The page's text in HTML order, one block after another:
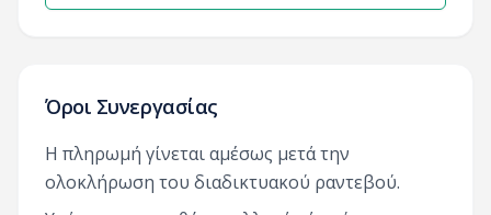
Όροι Συνεργασίας
Η πληρωμή γίνεται αμέσως μετά την
ολοκλήρωση του διαδικτυακού ραντεβού.